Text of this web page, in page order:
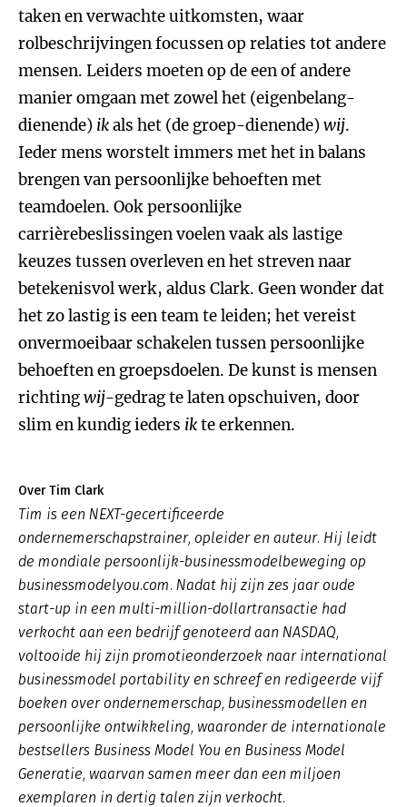
taken en verwachte uitkomsten, waar
rolbeschrijvingen focussen op relaties tot andere
mensen. Leiders moeten op de een of andere
manier omgaan met zowel het (eigenbelang-
dienende) ikals het (de groep-dienende)wij.
Ieder mens worstelt immers met het in balans
brengen van persoonlijke behoeften met
teamdoelen. Ook persoonlijke
carrièrebeslissingen voelen vaak als lastige
keuzes tussen overleven en het streven naar
betekenisvol werk, aldus Clark. Geen wonder dat
het zo lastig is een team te leiden; het vereist
onvermoeibaar schakelen tussen persoonlijke
behoeften en groepsdoelen. De kunst is mensen
richtingwij-gedrag te laten opschuiven, door
slim en kundig ieders ikte erkennen.
Over Tim Clark
Tim is een NEXT-gecertificeerde
ondernemerschapstrainer, opleider en auteur. Hij leidt
de mondiale persoonlijk-businessmodelbeweging op
businessmodelyou.com. Nadat hij zijn zes jaar oude
start-up in een multi-million-dollartransactie had
verkocht aan een bedrijf genoteerd aan NASDAQ,
voltooide hij zijn promotieonderzoek naar international
businessmodel portability en schreef en redigeerde vijf
boeken over ondernemerschap, businessmodellen en
persoonlijke ontwikkeling, waaronder de internationale
bestsellers Business Model You en Business Model
Generatie, waarvan samen meer dan een miljoen
exemplaren in dertig talen zijn verkocht.